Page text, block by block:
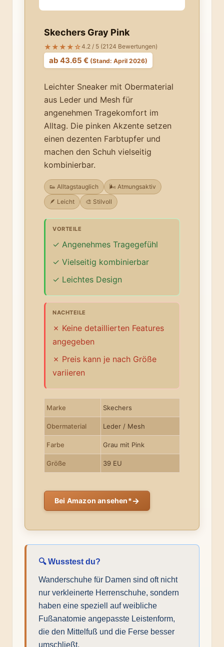
Skechers Gray Pink
★★★★☆4.2 / 5 (2124 Bewertungen)
ab 43.65 € (Stand: April 2026)
Leichter Sneaker mit Obermaterial
aus Leder und Mesh für
angenehmen Tragekomfort im
Alltag. Die pinken Akzente setzen
einen dezenten Farbtupfer und
machen den Schuh vielseitig
kombinierbar.
👟 Alltagstauglich
🌬️ Atmungsaktiv
🪶 Leicht
🎨 Stilvoll
VORTEILE
Angenehmes Tragegefühl
Vielseitig kombinierbar
Leichtes Design
NACHTEILE
Keine detaillierten Features
angegeben
Preis kann je nach Größe
variieren
Marke Skechers
Obermaterial Leder / Mesh
Farbe Grau mit Pink
Größe 39 EU
Bei Amazon ansehen*→
🔍 Wusstest du?
Wanderschuhe für Damen sind oft nicht
nur verkleinerte Herrenschuhe, sondern
haben eine speziell auf weibliche
Fußanatomie angepasste Leistenform,
die den Mittelfuß und die Ferse besser
umschließt.